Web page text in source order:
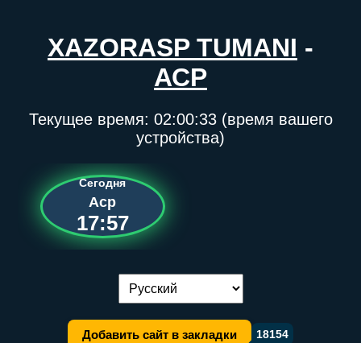
XAZORASP TUMANI -
АСР
Текущее время: 02:00:33(время вашего
устройства)
Сегодня
Аср
17:57
Переключение языка:
Добавить сайт в закладки 18154